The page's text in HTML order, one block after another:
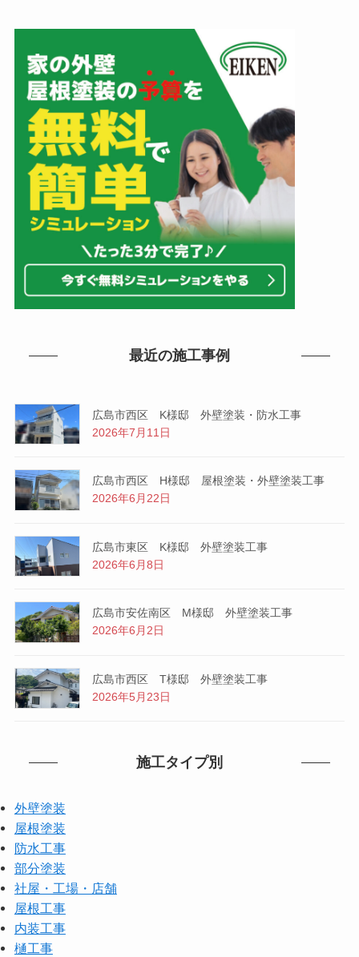
最近の施工事例
広島市西区 K様邸 外壁塗装・防水工事
2026年7月11日
広島市西区 H様邸 屋根塗装・外壁塗装工事
2026年6月22日
広島市東区 K様邸 外壁塗装工事
2026年6月8日
広島市安佐南区 M様邸 外壁塗装工事
2026年6月2日
広島市西区 T様邸 外壁塗装工事
2026年5月23日
施工タイプ別
外壁塗装
屋根塗装
防水工事
部分塗装
社屋・工場・店舗
屋根工事
内装工事
樋工事